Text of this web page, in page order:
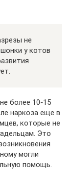
не
у котов
более 10-15
наркоза еще в
которые не
Это
могли
помощь.